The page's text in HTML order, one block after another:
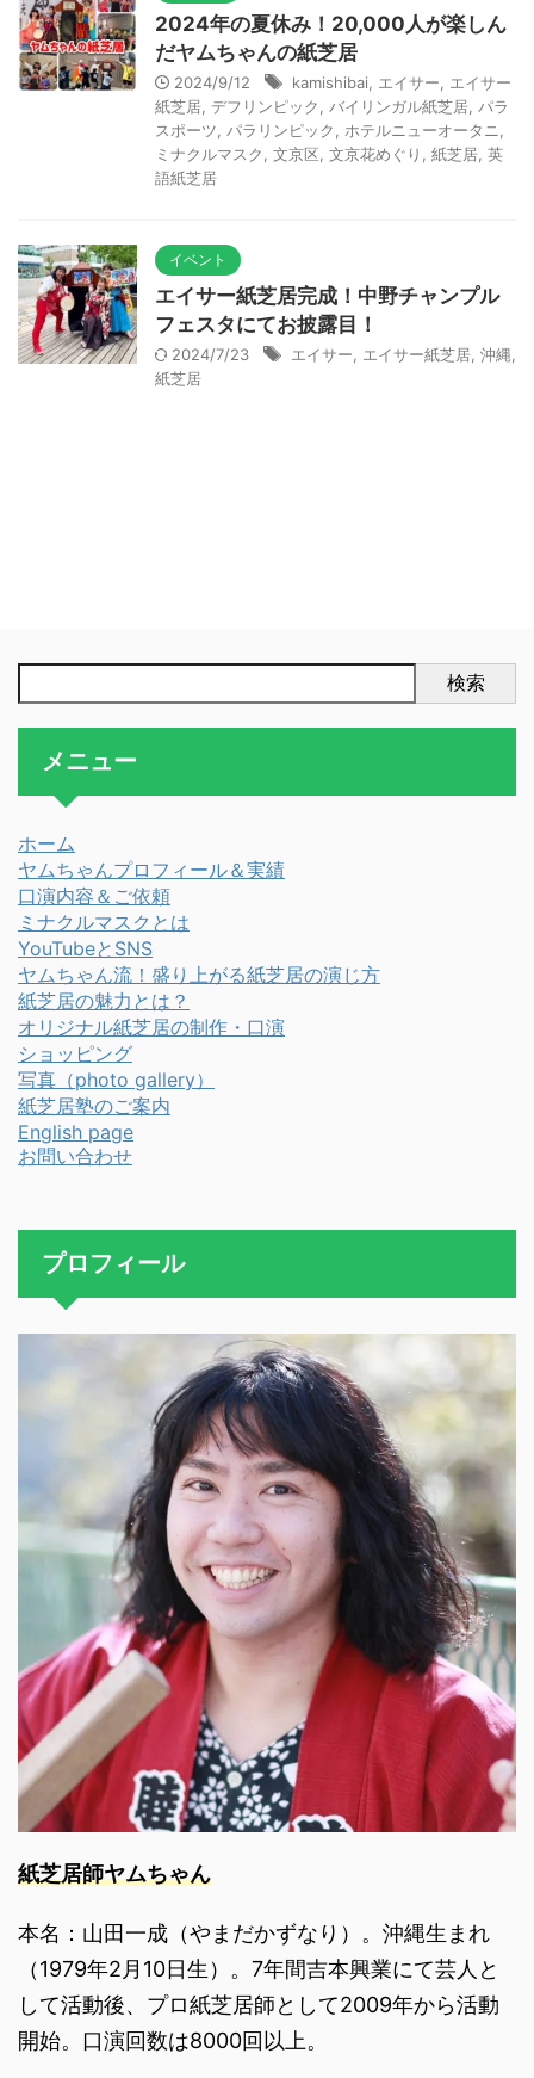
2024年の夏休み！20,000人が楽しん
だヤムちゃんの紙芝居
2024/9/12 kamishibai エイサー
エイサー
紙芝居 デフリンピック バイリンガル紙芝居 パラ
スポーツ
パラリンピック ホテルニューオータニ
ミナクルマスク
文京区 文京花めぐり 紙芝居 英
語紙芝居
イベント
エイサー紙芝居完成！中野チャンプル
フェスタにてお披露目！
2024/7/23 エイサー エイサー紙芝居 沖縄
紙芝居
検索
メニュー
ホーム
ヤムちゃんプロフィール＆実績
口演内容＆ご依頼
ミナクルマスクとは
YouTubeとSNS
ヤムちゃん流！盛り上がる紙芝居の演じ方
紙芝居の魅力とは？
オリジナル紙芝居の制作・口演
ショッピング
写真（photo gallery）
紙芝居塾のご案内
English page
お問い合わせ
プロフィール
紙芝居師ヤムちゃん
本名：山田一成（やまだかずなり）。沖縄生まれ
（1979年2月10日生）。7年間吉本興業にて芸人と
して活動後、プロ紙芝居師として2009年から活動
開始。口演回数は8000回以上。